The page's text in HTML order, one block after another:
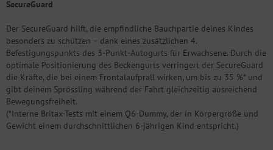
SecureGuard
Der SecureGuard hilft, die empfindliche Bauchpartie deines Kindes
besonders zu schützen – dank eines zusätzlichen 4.
Befestigungspunkts des 3-Punkt-Autogurts für Erwachsene. Durch die
optimale Positionierung des Beckengurts verringert der SecureGuard
die Kräfte, die bei einem Frontalaufprall wirken, um bis zu 35 %* und
gibt deinem Sprössling während der Fahrt gleichzeitig ausreichend
Bewegungsfreiheit.
(*Interne Britax-Tests mit einem Q6-Dummy, der in Körpergröße und
Gewicht einem durchschnittlichen 6-jährigen Kind entspricht.)